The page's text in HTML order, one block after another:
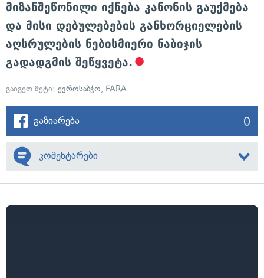
მიზანშეწონილი იქნება კანონის გაუქმება
და მისი დებულებების განხორციელების
აღსრულების ნებისმიერი ნაბიჯის
გადადგმის შეწყვეტა.
გაიგეთ მეტი: ევროსაბჭო, FARA
გაზიარება 0
კომენტარები